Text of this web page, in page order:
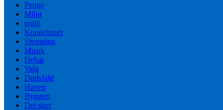
Penge
Miljø
politi
Kongehuset
Shopping
Musik
Debat
Valg
Dødsfald
Haven
Byggeri
Det sker